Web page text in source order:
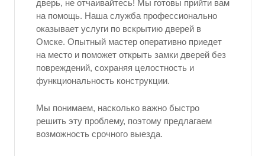
дверь, не отчаивайтесь! Мы готовы прийти вам
на помощь. Наша служба профессионально
оказывает услуги по вскрытию дверей в
Омске. Опытный мастер оперативно приедет
на место и поможет открыть замки дверей без
повреждений, сохраняя целостность и
функциональность конструкции.
Мы понимаем, насколько важно быстро
решить эту проблему, поэтому предлагаем
возможность срочного выезда.